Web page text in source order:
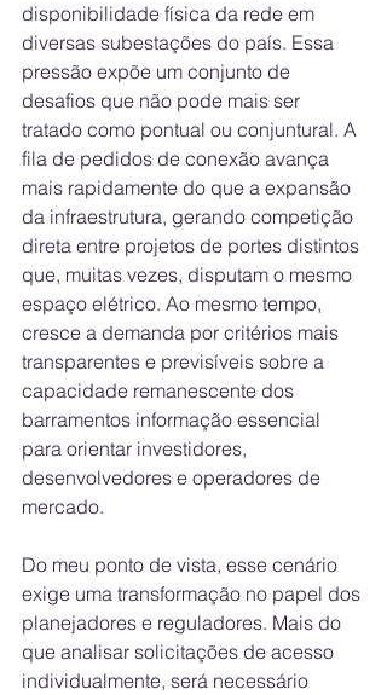
disponibilidade física da rede em
diversas subestações do país. Essa
pressão expõe um conjunto de
desafios que não pode mais ser
tratado como pontual ou conjuntural. A
fila de pedidos de conexão avança
mais rapidamente do que a expansão
da infraestrutura, gerando competição
direta entre projetos de portes distintos
que, muitas vezes, disputam o mesmo
espaço elétrico. Ao mesmo tempo,
cresce a demanda por critérios mais
transparentes e previsíveis sobre a
capacidade remanescente dos
barramentos informação essencial
para orientar investidores,
desenvolvedores e operadores de
mercado.
Do meu ponto de vista, esse cenário
exige uma transformação no papel dos
planejadores e reguladores. Mais do
que analisar solicitações de acesso
individualmente, será necessário